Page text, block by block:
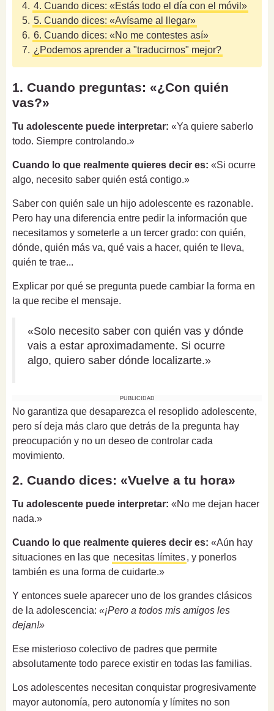
4. 4. Cuando dices: «Estás todo el día con el móvil»
5. 5. Cuando dices: «Avísame al llegar»
6. 6. Cuando dices: «No me contestes así»
7. ¿Podemos aprender a "traducirnos" mejor?
1. Cuando preguntas: «¿Con quién
vas?»
Tu adolescente puede interpretar: «Ya quiere saberlo
todo. Siempre controlando.»
Cuando lo que realmente quieres decir es: «Si ocurre
algo, necesito saber quién está contigo.»
Saber con quién sale un hijo adolescente es razonable.
Pero hay una diferencia entre pedir la información que
necesitamos y someterle a un tercer grado: con quién,
dónde, quién más va, qué vais a hacer, quién te lleva,
quién te trae...
Explicar por qué se pregunta puede cambiar la forma en
la que recibe el mensaje.
«Solo necesito saber con quién vas y dónde
vais a estar aproximadamente. Si ocurre
algo, quiero saber dónde localizarte.»
PUBLICIDAD
No garantiza que desaparezca el resoplido adolescente,
pero sí deja más claro que detrás de la pregunta hay
preocupación y no un deseo de controlar cada
movimiento.
2. Cuando dices: «Vuelve a tu hora»
Tu adolescente puede interpretar: «No me dejan hacer
nada.»
Cuando lo que realmente quieres decir es: «Aún hay
situaciones en las que necesitas límites, y ponerlos
también es una forma de cuidarte.»
Y entonces suele aparecer uno de los grandes clásicos
de la adolescencia: «¡Pero a todos mis amigos les
dejan!»
Ese misterioso colectivo de padres que permite
absolutamente todo parece existir en todas las familias.
Los adolescentes necesitan conquistar progresivamente
mayor autonomía, pero autonomía y límites no son